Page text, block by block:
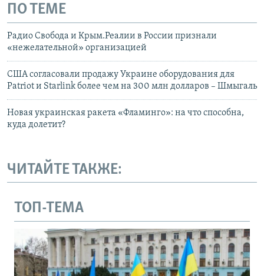
ПО ТЕМЕ
Радио Свобода и Крым.Реалии в России признали
«нежелательной» организацией
США согласовали продажу Украине оборудования для
Patriot и Starlink более чем на 300 млн долларов – Шмыгаль
Новая украинская ракета «Фламинго»: на что способна,
куда долетит?
ЧИТАЙТЕ ТАКЖЕ:
ТОП-ТЕМА